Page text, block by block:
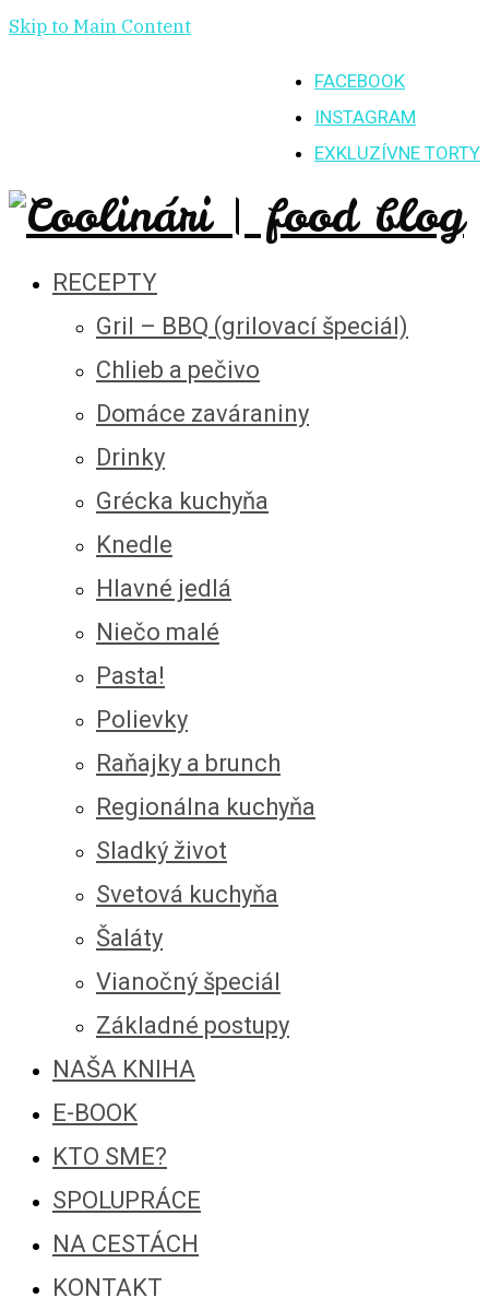
Skip to Main Content
FACEBOOK
INSTAGRAM
EXKLUZÍVNE TORTY
RECEPTY
Gril – BBQ (grilovací špeciál)
Chlieb a pečivo
Domáce zaváraniny
Drinky
Grécka kuchyňa
Knedle
Hlavné jedlá
Niečo malé
Pasta!
Polievky
Raňajky a brunch
Regionálna kuchyňa
Sladký život
Svetová kuchyňa
Šaláty
Vianočný špeciál
Základné postupy
NAŠA KNIHA
E-BOOK
KTO SME?
SPOLUPRÁCE
NA CESTÁCH
KONTAKT